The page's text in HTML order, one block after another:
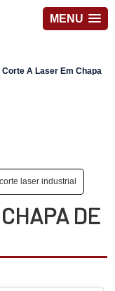
MENU
Corte A Laser Em Chapa
laser industrial
DE